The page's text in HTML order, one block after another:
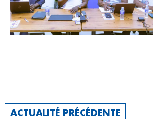
ACTUALITÉ PRÉCÉDENTE